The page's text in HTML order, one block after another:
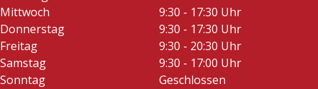
Mittwoch
9:30 - 17:30 Uhr
Donnerstag
9:30 - 17:30 Uhr
Freitag
9:30 - 20:30 Uhr
Samstag
9:30 - 17:00 Uhr
Sonntag
Geschlossen